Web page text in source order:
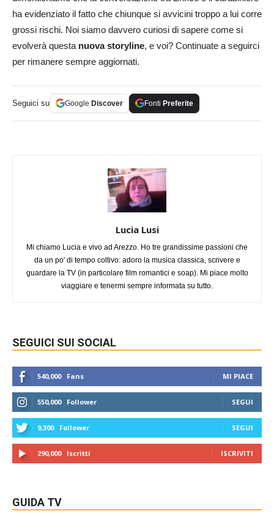
ha evidenziato il fatto che chiunque si avvicini troppo a lui corre
grossi rischi. Noi siamo davvero curiosi di sapere come si
evolverà questa nuova storyline, e voi? Continuate a seguirci
per rimanere sempre aggiornati.
Seguici su Google Discover Fonti Preferite
Lucia Lusi
Mi chiamo Lucia e vivo ad Arezzo. Ho tre grandissime passioni che
da un po' di tempo coltivo: adoro la musica classica, scrivere e
guardare la TV (in particolare film romantici e soap). Mi piace molto
viaggiare e tenermi sempre informata su tutto.
SEGUICI SUI SOCIAL
540,000 Fans MI PIACE
550,000 Follower SEGUI
9,300 Follower SEGUI
290,000 Iscritti ISCRIVITI
GUIDA TV